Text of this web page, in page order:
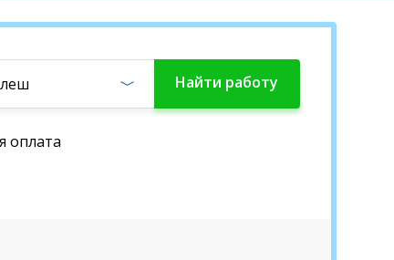
Найти работу
оплата